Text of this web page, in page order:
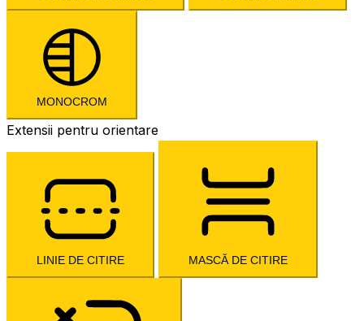
MONOCROM
Extensii pentru orientare
LINIE DE CITIRE MASCĂ DE CITIRE